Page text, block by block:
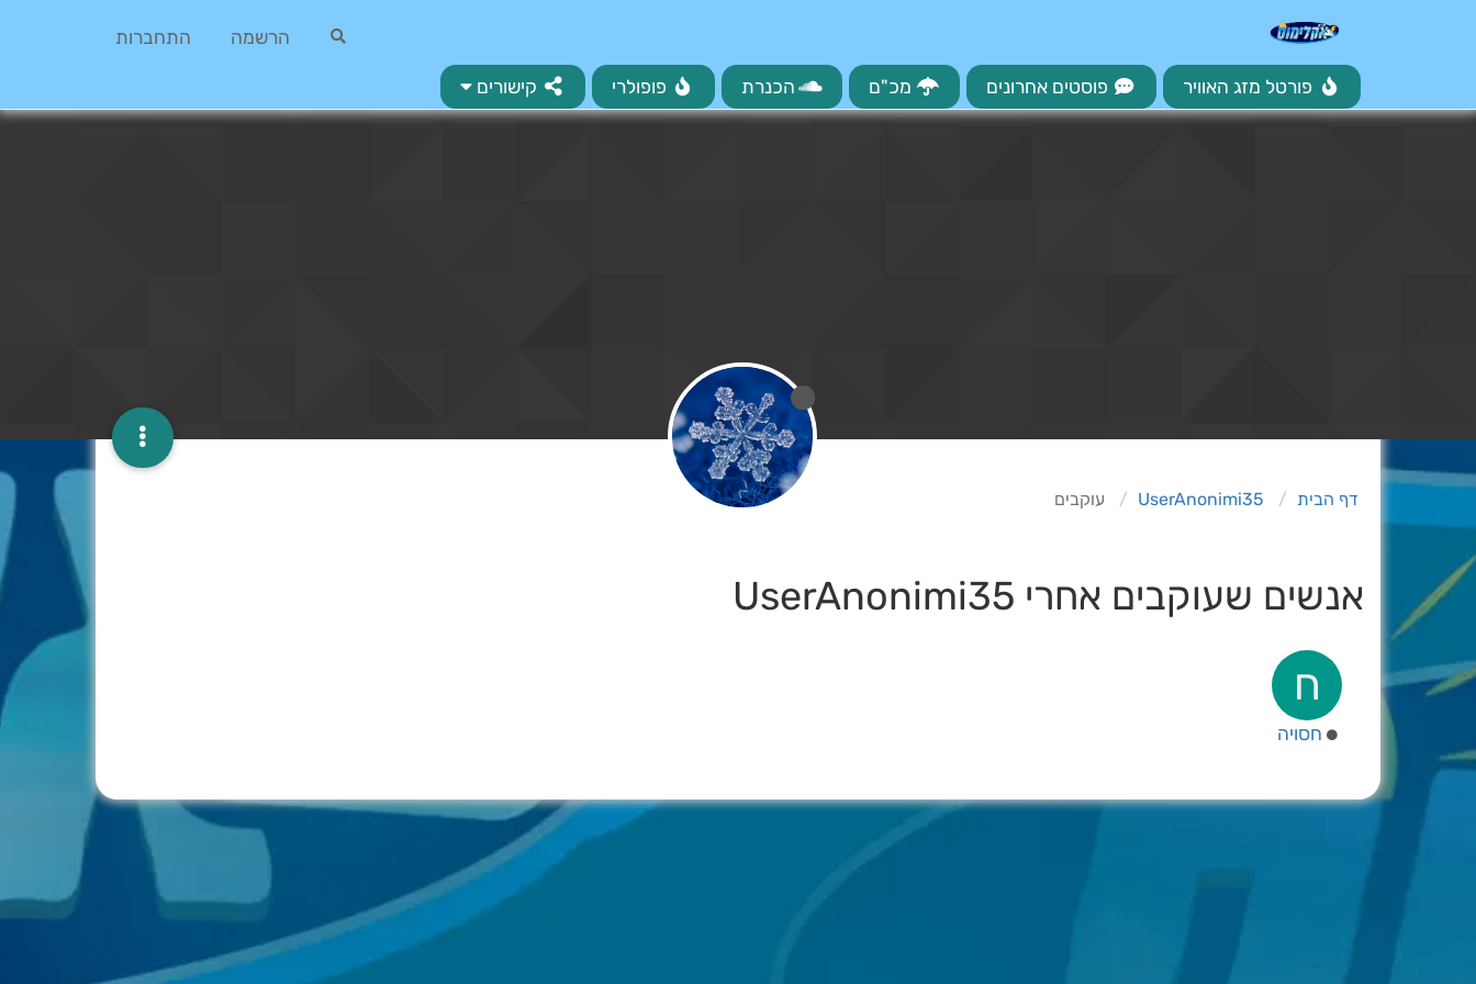
הרשמה התחברות
פורטל מזג האוויר פוסטים אחרונים מכ"ם הכנרת פופולרי קישורים
דף הבית UserAnonimi35 עוקבים
אנשים שעוקבים אחרי UserAnonimi35
ח
חסויה